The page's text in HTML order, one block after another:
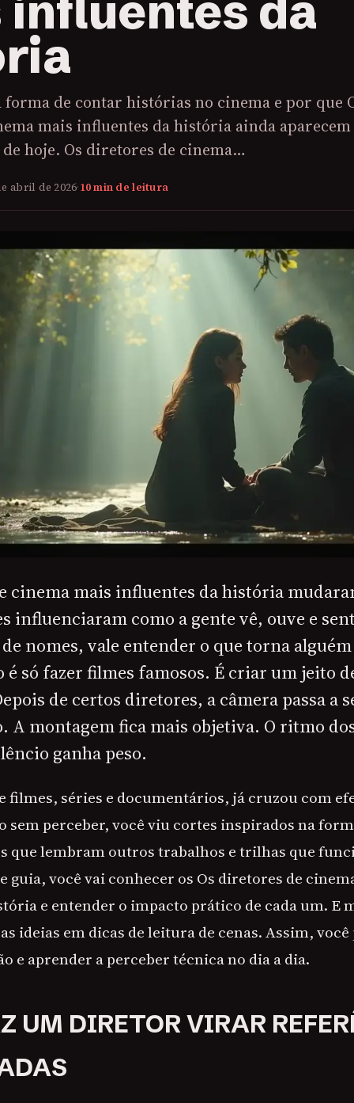
forma de contar histórias no cinema e por que
mais influentes da história ainda aparecem
hoje. Os diretores de cinema…
abril de 2026·10 min de leitura
cinema mais influentes da história
influenciaram como a gente vê, ouve e
nomes, vale entender o que torna
é só fazer filmes famosos. É criar um jeito
de certos diretores, a câmera passa a
A montagem fica mais objetiva. O ritmo
ganha peso.
filmes, séries e documentários, já cruzou com
sem perceber, você viu cortes inspirados na
que lembram outros trabalhos e trilhas que
guia, você vai conhecer os Os diretores de
e entender o impacto prático de cada um. E
ideias em dicas de leitura de cenas. Assim,
e aprender a perceber técnica no dia a dia.
UM DIRETOR VIRAR